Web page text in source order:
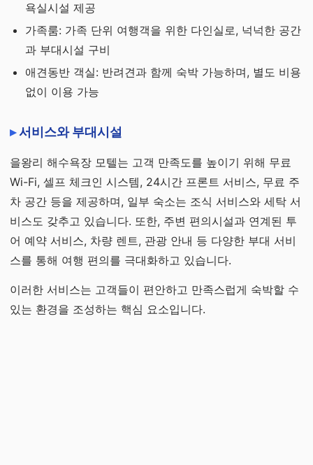
욕실시설 제공
가족룸: 가족 단위 여행객을 위한 다인실로, 넉넉한 공간
과 부대시설 구비
애견동반 객실: 반려견과 함께 숙박 가능하며, 별도 비용
없이 이용 가능
서비스와 부대시설
을왕리 해수욕장 모텔는 고객 만족도를 높이기 위해 무료
Wi-Fi, 셀프 체크인 시스템, 24시간 프론트 서비스, 무료 주
차 공간 등을 제공하며, 일부 숙소는 조식 서비스와 세탁 서
비스도 갖추고 있습니다. 또한, 주변 편의시설과 연계된 투
어 예약 서비스, 차량 렌트, 관광 안내 등 다양한 부대 서비
스를 통해 여행 편의를 극대화하고 있습니다.
이러한 서비스는 고객들이 편안하고 만족스럽게 숙박할 수
있는 환경을 조성하는 핵심 요소입니다.